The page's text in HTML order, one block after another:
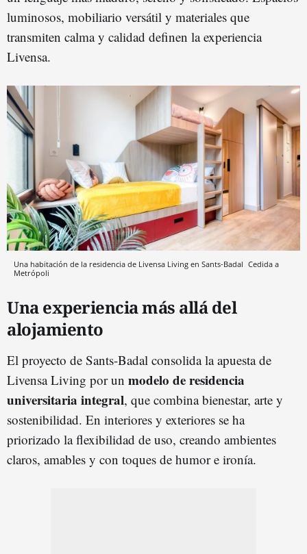
luminosos, mobiliario versátil y materiales que
transmiten calma y calidad definen la experiencia
Livensa.
Una habitación de la residencia de Livensa Living en Sants-Badal Cedida a
Metrópoli
Una experiencia más allá del
alojamiento
El proyecto de Sants-Badal consolida la apuesta de
Livensa Living por un modelo de residencia
universitaria integral, que combina bienestar, arte y
sostenibilidad. En interiores y exteriores se ha
priorizado la flexibilidad de uso, creando ambientes
claros, amables y con toques de humor e ironía.